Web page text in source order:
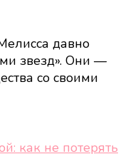
давно
звезд». Они —
со своими